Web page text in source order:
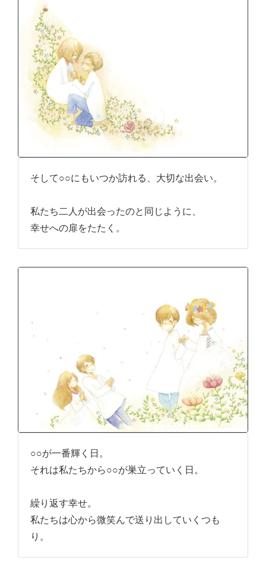
そして○○にもいつか訪れる、大切な出会い。
私たち二人が出会ったのと同じように、
幸せへの扉をたたく。
○○が一番輝く日。
それは私たちから○○が巣立っていく日。
繰り返す幸せ。
私たちは心から微笑んで送り出していくつも
り。